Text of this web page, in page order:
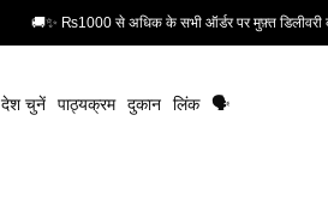
🚚✨ ₨1000 से अधिक के सभी ऑर्डर पर मुफ़्त
देश चुनें पाठ्यक्रम दुकान लिंक 🗣️